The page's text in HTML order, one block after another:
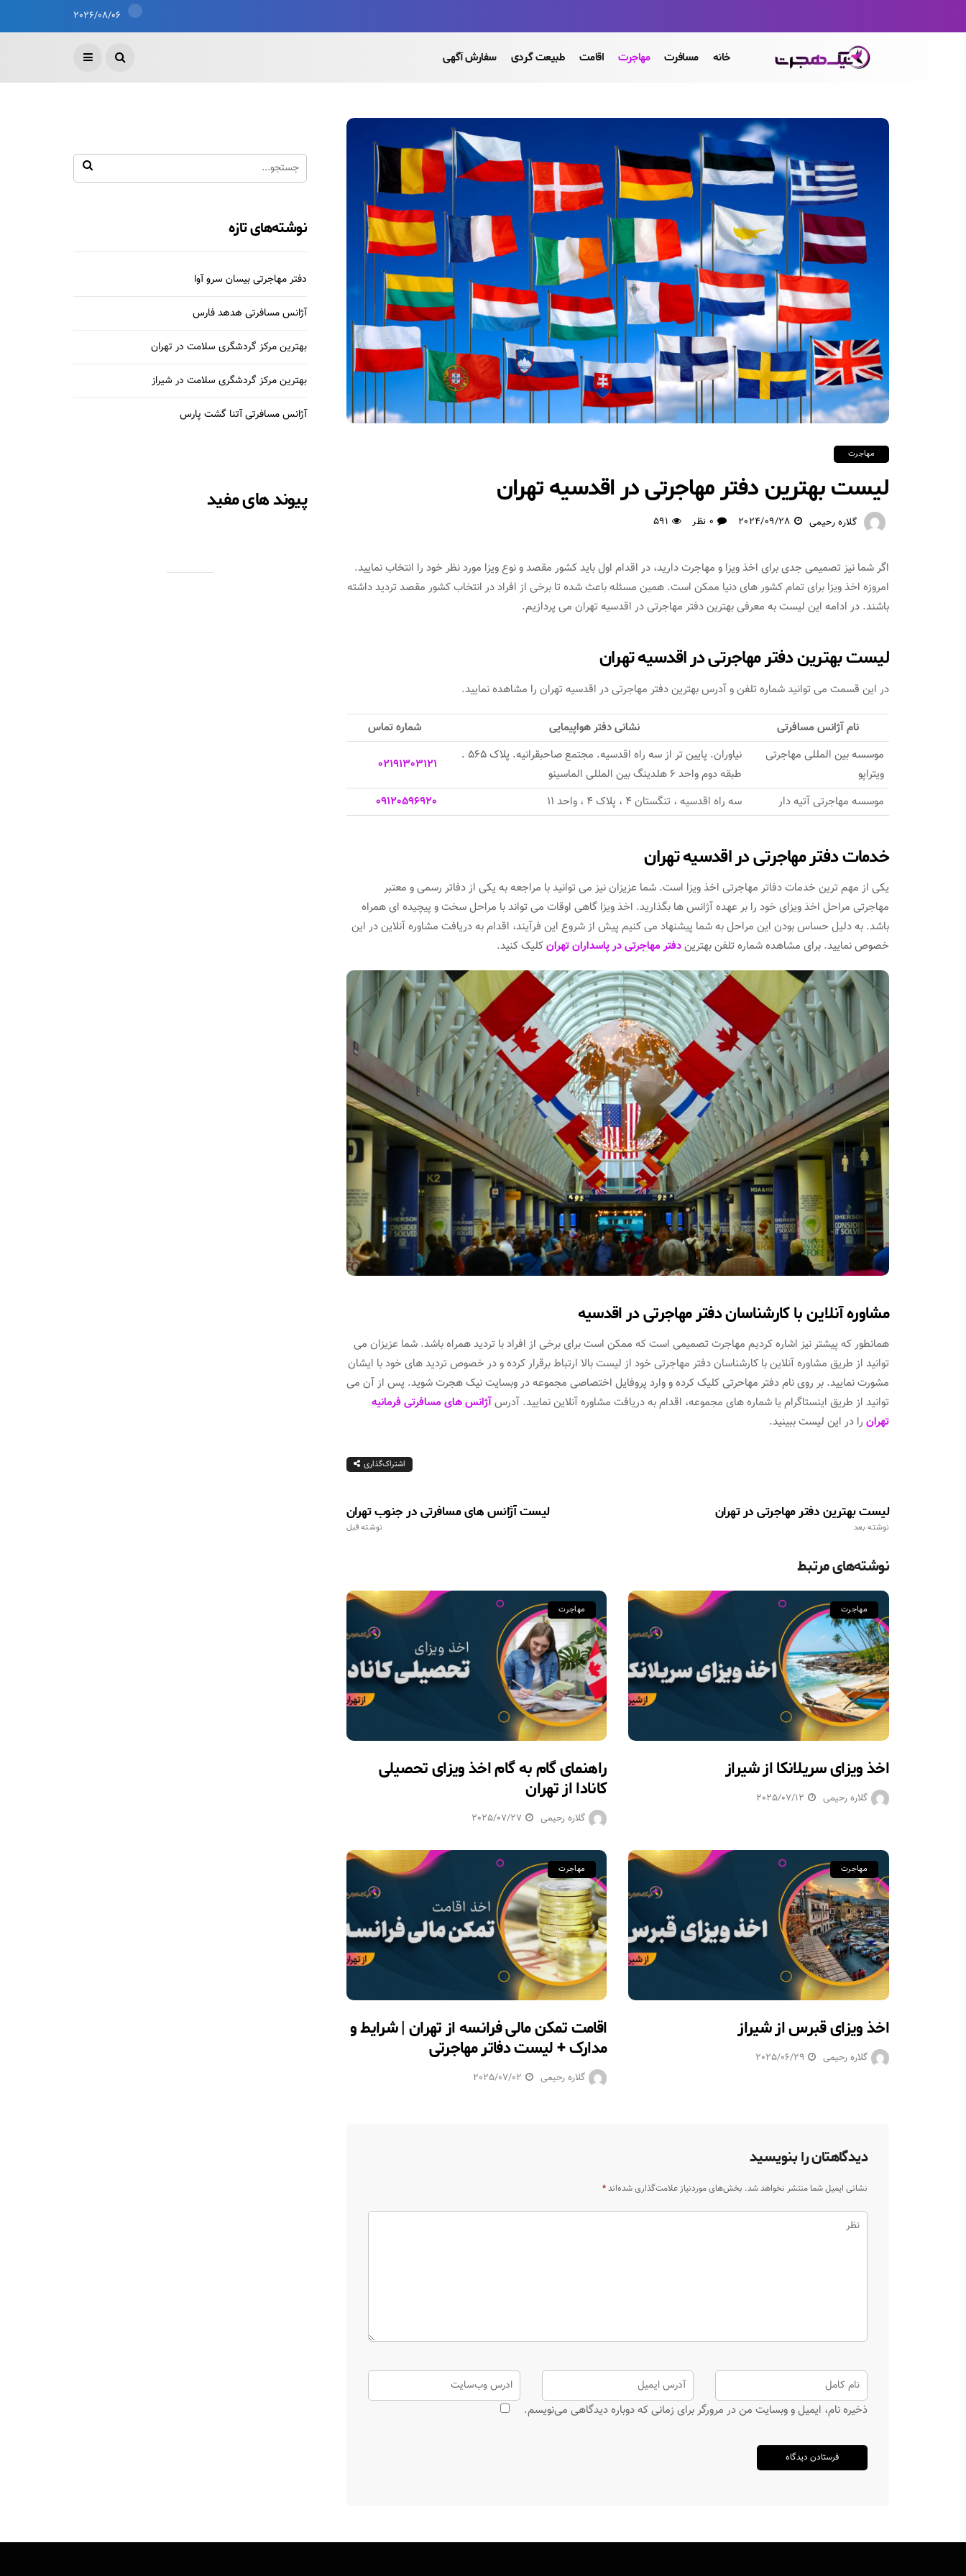
2026/08/06
خانه مسافرت مهاجرت اقامت طبیعت گردی سفارش آگهی
مهاجرت
لیست بهترین دفتر مهاجرتی در اقدسیه تهران
گلاره رحیمی 2024/09/28 0 نظر 591
اگر شما نیز تصمیمی جدی برای اخذ ویزا و مهاجرت دارید، در اقدام اول باید کشور مقصد و نوع ویزا مورد نظر خود را انتخاب نمایید.
امروزه اخذ ویزا برای تمام کشور های دنیا ممکن است. همین مسئله باعث شده تا برخی از افراد در انتخاب کشور مقصد تردید داشته
باشند. در ادامه این لیست به معرفی بهترین دفتر مهاجرتی در اقدسیه تهران می پردازیم.
لیست بهترین دفتر مهاجرتی در اقدسیه تهران
در این قسمت می توانید شماره تلفن و آدرس بهترین دفتر مهاجرتی در اقدسیه تهران را مشاهده نمایید.
نام آژانس مسافرتی نشانی دفتر هواپیمایی
شماره تماس
موسسه بین المللی مهاجرتی
ویتراپو
نیاوران. پایین تر از سه راه اقدسیه. مجتمع صاحبقرانیه. پلاک ۵۶۵ .
طبقه دوم واحد ۶ هلدینگ بین المللی الماسینو
02191303121
موسسه مهاجرتی آتیه دار سه راه اقدسیه ، تنگستان ۴ ، پلاک ۴ ، واحد ۱۱ 09120596920
خدمات دفتر مهاجرتی در اقدسیه تهران
یکی از مهم ترین خدمات دفاتر مهاجرتی اخذ ویزا است. شما عزیزان نیز می توانید با مراجعه به یکی از دفاتر رسمی و معتبر
مهاجرتی مراحل اخذ ویزای خود را بر عهده آژانس ها بگذارید. اخذ ویزا گاهی اوقات می تواند با مراحل سخت و پیچیده ای همراه
باشد. به دلیل حساس بودن این مراحل به شما پیشنهاد می کنیم پیش از شروع این فرآیند، اقدام به دریافت مشاوره آنلاین در این
خصوص نمایید. برای مشاهده شماره تلفن بهتریندفتر مهاجرتی در پاسداران تهرانکلیک کنید.
مشاوره آنلاین با کارشناسان دفتر مهاجرتی در اقدسیه
همانطور که پیشتر نیز اشاره کردیم مهاجرت تصمیمی است که ممکن است برای برخی از افراد با تردید همراه باشد. شما عزیزان می
توانید از طریق مشاوره آنلاین با کارشناسان دفتر مهاجرتی خود از لیست بالا ارتباط برقرار کرده و در خصوص تردید های خود با ایشان
مشورت نمایید. بر روی نام دفتر مهاحرتی کلیک کرده و وارد پروفایل اختصاصی مجموعه در وبسایت نیک هجرت شوید. پس از آن می
توانید از طریق اینستاگرام یا شماره های مجموعه، اقدام به دریافت مشاوره آنلاین نمایید. آدرسآژانس های مسافرتی فرمانیه
تهران را در این لیست ببینید.
اشتراک‌گذاری
لیست آژانس های مسافرتی در جنوب تهران
نوشته قبل
لیست بهترین دفتر مهاجرتی در تهران
نوشته بعد
نوشته‌های مرتبط
مهاجرت
راهنمای گام به گام اخذ ویزای تحصیلی
کانادا از تهران
گلاره رحیمی 2025/07/27
مهاجرت
اخذ ویزای سریلانکا از شیراز
گلاره رحیمی 2025/07/12
مهاجرت
اقامت تمکن مالی فرانسه از تهران | شرایط و
مدارک + لیست دفاتر مهاجرتی
گلاره رحیمی 2025/07/02
مهاجرت
اخذ ویزای قبرس از شیراز
گلاره رحیمی 2025/06/29
دیدگاهتان را بنویسید
نشانی ایمیل شما منتشر نخواهد شد. بخش‌های موردنیاز علامت‌گذاری شده‌اند*
ذخیره نام، ایمیل و وبسایت من در مرورگر برای زمانی که دوباره دیدگاهی می‌نویسم.
نوشته‌های تازه
دفتر مهاجرتی بیسان سرو آوا
آژانس مسافرتی هدهد فارس
بهترین مرکز گردشگری سلامت در تهران
بهترین مرکز گردشگری سلامت در شیراز
آژانس مسافرتی آتنا گشت پارس
پیوند های مفید